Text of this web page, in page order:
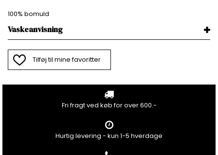
100% bomuld
Vaskeanvisning
Tilføj til mine favoritter
Fri fragt ved køb for over 600.-
Hurtig levering - kun 1-5 hverdage